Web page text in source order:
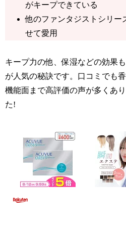
がキープできている
他のファンタジストシリー
せて愛用
キープ力の他、保湿などの効果
が人気の秘訣です。口コミでも
機能面まで高評価の声が多くあ
た!